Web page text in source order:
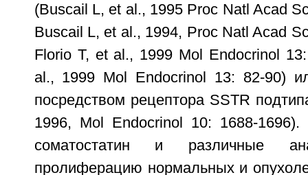
(Buscail L, et al., 1995 Proc Natl Acad
Buscail L, et al., 1994, Proc Natl Acad
Florio T, et al., 1999 Mol Endocrinol
al., 1999 Mol Endocrinol 13: 82-90)
посредством рецептора SSTR
1996, Mol Endocrinol 10: 1688-
соматостатин и различные
пролиферацию нормальных и